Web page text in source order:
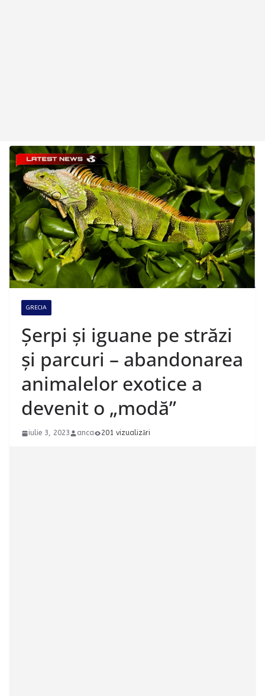
GRECIA
Șerpi și iguane pe străzi
și parcuri – abandonarea
animalelor exotice a
devenit o „modă”
iulie 3, 2023 anca 201 vizualizări